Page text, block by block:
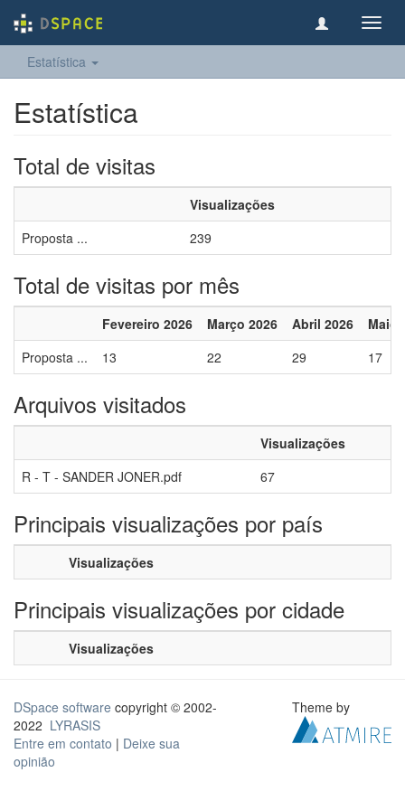
Estatística
Estatística
Total de visitas
Visualizações
Proposta ...
239
Total de visitas por mês
Fevereiro 2026 Março 2026 Abril 2026
Maio
Proposta ...
13 22 29 17
Arquivos visitados
Visualizações
R - T - SANDER JONER.pdf
67
Principais visualizações por país
Visualizações
Principais visualizações por cidade
Visualizações
DSpace software copyright © 2002-
2022 LYRASIS
Entre em contato | Deixe sua
opinião
Theme by